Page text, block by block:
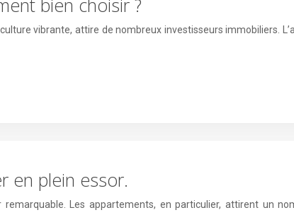
bien choisir ?
vibrante, attire de nombreux investisseurs immobiliers.
en plein essor.
Les appartements, en particulier, attirent un